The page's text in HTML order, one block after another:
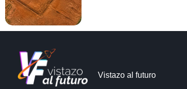
Vistazo al futuro